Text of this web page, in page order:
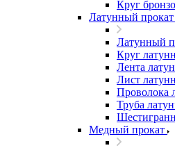
Круг
Латунный прокат
Латунный
Круг
Лента
Лист
Проволока
Труба
Медный прокат